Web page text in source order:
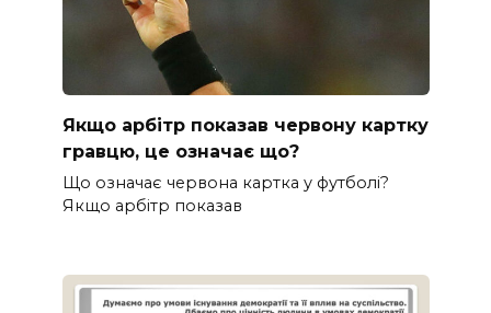
Якщо арбітр показав червону картку
гравцю, це означає що?
Що означає червона картка у футболі?
Якщо арбітр показав